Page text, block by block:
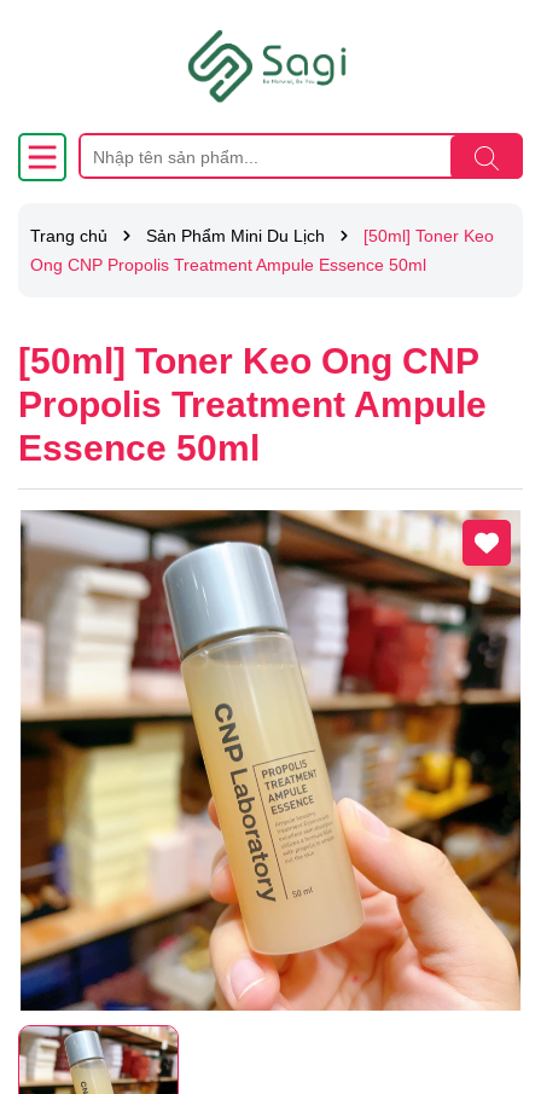
Trang chủ Sản Phẩm Mini Du Lịch
[50ml] Toner Keo
Ong CNP Propolis Treatment Ampule Essence 50ml
[50ml] Toner Keo Ong CNP
Propolis Treatment Ampule
Essence 50ml
Mã giảm giá:
Ngày hết hạn:
Điều kiện: